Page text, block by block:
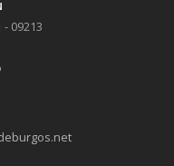
- 09213